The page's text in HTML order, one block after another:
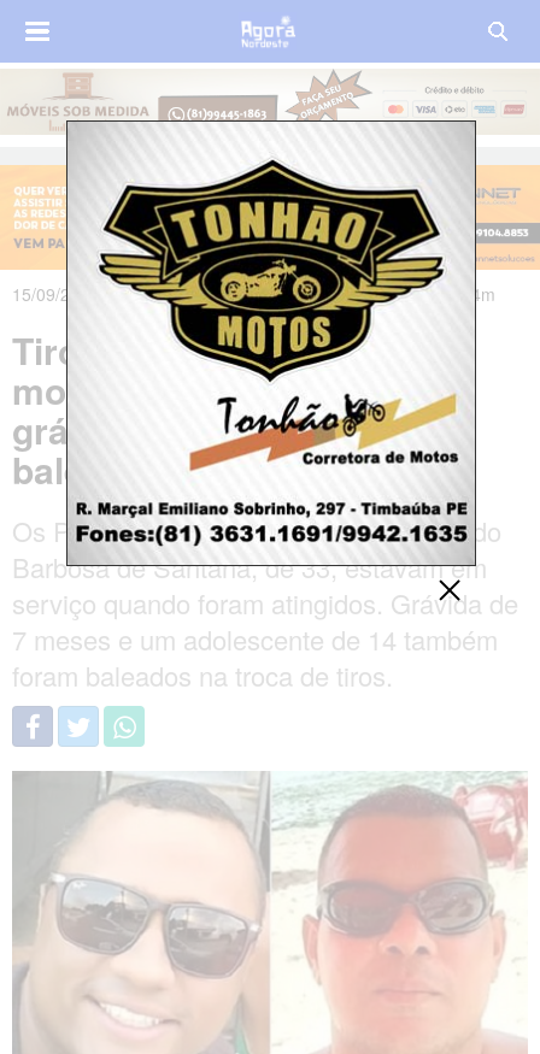
15/09/2023 às 17h37m - Atualizado em 15/09/2023 às 18h34m
Tiroteio deixa dois PMs
mortos em Camaragibe;
grávida e adolescente são
baleados
Os PMs Rodolfo José, 38 anos e Eduardo
Barbosa de Santana, de 33, estavam em
serviço quando foram atingidos. Grávida de
7 meses e um adolescente de 14 também
foram baleados na troca de tiros.